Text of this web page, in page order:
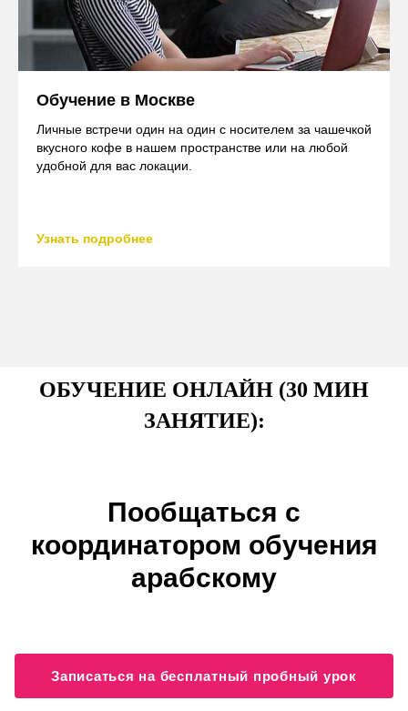
Обучение в Москве
Личные встречи один на один с носителем за чашечкой
вкусного кофе в нашем пространстве или на любой
удобной для вас локации.
Узнать подробнее
ОБУЧЕНИЕ ОНЛАЙН (30 МИН
ЗАНЯТИЕ):
Пообщаться с
координатором обучения
арабскому
Записаться на бесплатный пробный урок